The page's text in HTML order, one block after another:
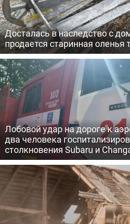
Досталась в наследство с
продается старинная оленья
Лобовой удар на дороге к
два человека
столкновения Subaru и